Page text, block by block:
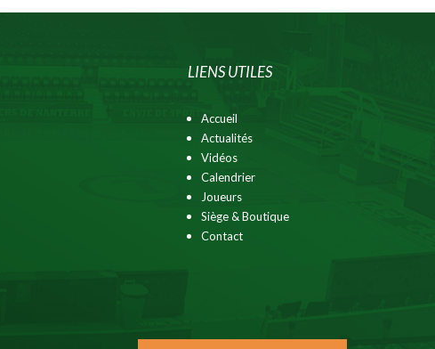
LIENS UTILES
Accueil
Actualités
Vidéos
Calendrier
Joueurs
Siège & Boutique
Contact